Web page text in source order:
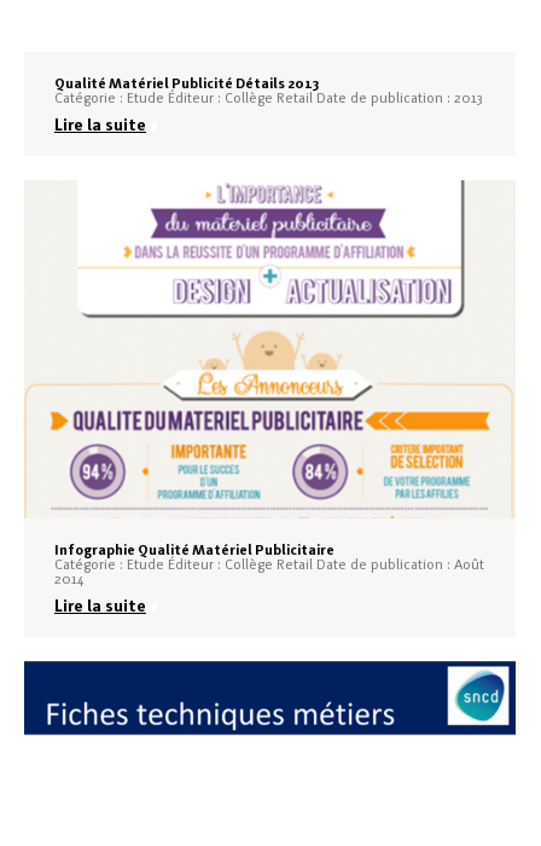
Qualité Matériel Publicité Détails 2013
Catégorie : Etude Éditeur : Collège Retail Date de publication : 2013
Lire la suite
Infographie Qualité Matériel Publicitaire
Catégorie : Etude Éditeur : Collège Retail Date de publication : Août
2014
Lire la suite